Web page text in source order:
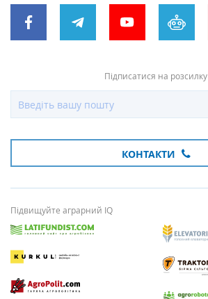
Підписатися на розсилку
КОНТАКТИ
Підвищуйте аграрний IQ